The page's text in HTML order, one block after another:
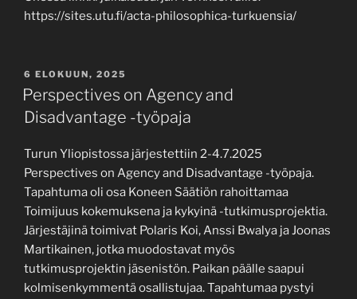
https://sites.utu.fi/acta-philosophica-turkuensia/
JULKAISTU
6 ELOKUUN, 2025
Perspectives on Agency and
Disadvantage -työpaja
Turun Yliopistossa järjestettiin 2-4.7.2025
Perspectives on Agency and Disadvantage -työpaja.
Tapahtuma oli osa Koneen Säätiön rahoittamaa
Toimijuus kokemuksena ja kykyinä -tutkimusprojektia.
Järjestäjinä toimivat Polaris Koi, Anssi Bwalya ja Joonas
Martikainen, jotka muodostavat myös
tutkimusprojektin jäsenistön. Paikan päälle saapui
kolmisenkymmentä osallistujaa. Tapahtumaa pystyi